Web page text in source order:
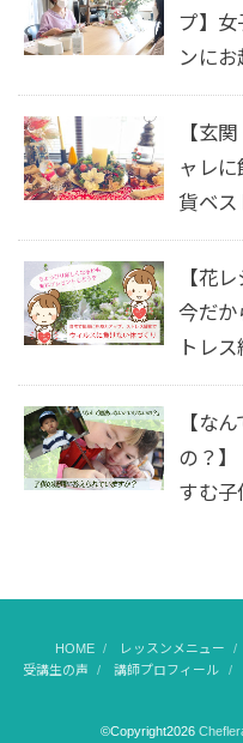
プ】女
ンに
【玄
ャレ
貨ベス
【花
今だか
トレ
【な
の？】
すむ子
HOME レッスンメニュー
受講生の声
講師プロフィール
©Copyright2026